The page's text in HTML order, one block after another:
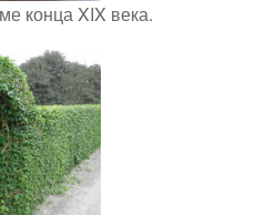
конца XIX века.